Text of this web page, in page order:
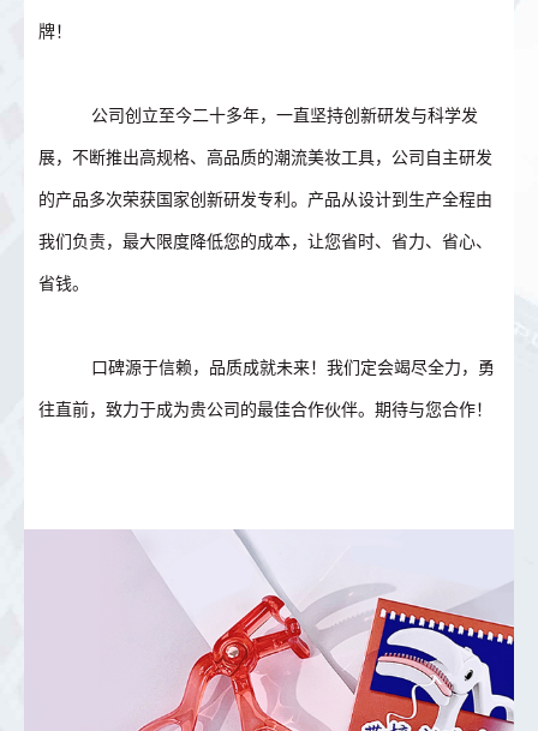
牌！
公司创立至今二十多年，一直坚持创新研发与科学发
展，不断推出高规格、高品质的潮流美妆工具，公司自主研发
的产品多次荣获国家创新研发专利。产品从设计到生产全程由
我们负责，最大限度降低您的成本，让您省时、省力、省心、
省钱。
口碑源于信赖，品质成就未来！我们定会竭尽全力，勇
往直前，致力于成为贵公司的最佳合作伙伴。期待与您合作！